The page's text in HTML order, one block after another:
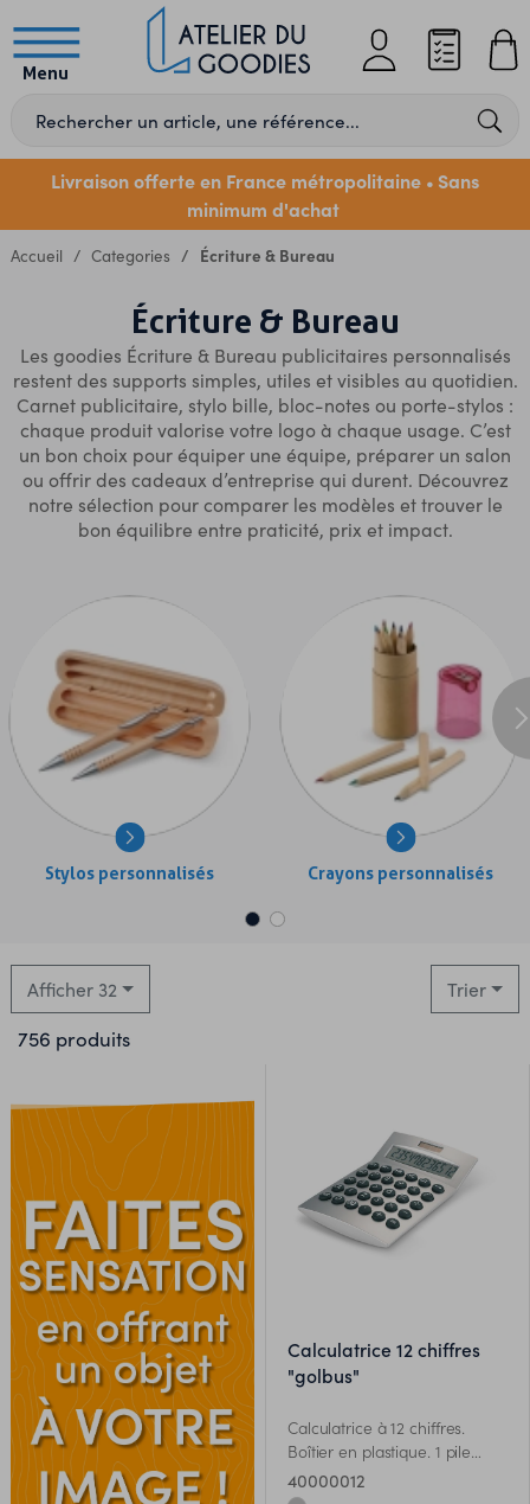
Menu
Livraison offerte en France métropolitaine • Sans
minimum d'achat
Accueil Categories Écriture & Bureau
Écriture & Bureau
Les goodies Écriture & Bureau publicitaires personnalisés
restent des supports simples, utiles et visibles au quotidien.
Carnet publicitaire, stylo bille, bloc-notes ou porte-stylos :
chaque produit valorise votre logo à chaque usage. C’est
un bon choix pour équiper une équipe, préparer un salon
ou offrir des cadeaux d’entreprise qui durent. Découvrez
notre sélection pour comparer les modèles et trouver le
bon équilibre entre praticité, prix et impact.
Stylos personnalisés Crayons personnalisés
Afficher 32 Trier
756 produits
calculatrice 12 chiffres
"golbus"
Calculatrice à 12 chiffres.
Boîtier en plastique. 1 pile
bouton incluse.
40000012